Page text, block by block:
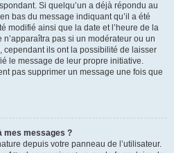
Si quelqu’un a déjà répondu au
bas du message indiquant qu’il a été
modifié ainsi que la date et l’heure de la
pas si un modérateur ou un
cependant ils ont la possibilité de laisser
le message de leur propre initiative.
pas supprimer un message une fois que
mes messages ?
depuis votre panneau de l’utilisateur.